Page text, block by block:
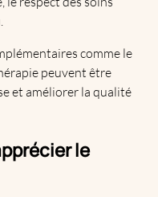
comme le
peuvent être
et améliorer la qualité
le